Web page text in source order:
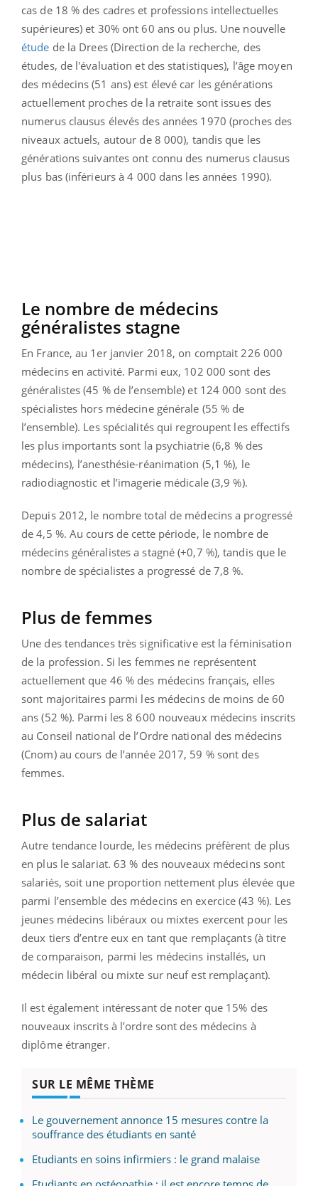
cas de 18 % des cadres et professions intellectuelles
supérieures) et 30% ont 60 ans ou plus. Une nouvelle
étude de la Drees (Direction de la recherche, des
études, de l'évaluation et des statistiques), l’âge moyen
des médecins (51 ans) est élevé car les générations
actuellement proches de la retraite sont issues des
numerus clausus élevés des années 1970 (proches des
niveaux actuels, autour de 8 000), tandis que les
générations suivantes ont connu des numerus clausus
plus bas (inférieurs à 4 000 dans les années 1990).
Le nombre de médecins
généralistes stagne
En France, au 1er janvier 2018, on comptait 226 000
médecins en activité. Parmi eux, 102 000 sont des
généralistes (45 % de l’ensemble) et 124 000 sont des
spécialistes hors médecine générale (55 % de
l’ensemble). Les spécialités qui regroupent les effectifs
les plus importants sont la psychiatrie (6,8 % des
médecins), l’anesthésie-réanimation (5,1 %), le
radiodiagnostic et l’imagerie médicale (3,9 %).
Depuis 2012, le nombre total de médecins a progressé
de 4,5 %. Au cours de cette période, le nombre de
médecins généralistes a stagné (+0,7 %), tandis que le
nombre de spécialistes a progressé de 7,8 %.
Plus de femmes
Une des tendances très significative est la féminisation
de la profession. Si les femmes ne représentent
actuellement que 46 % des médecins français, elles
sont majoritaires parmi les médecins de moins de 60
ans (52 %). Parmi les 8 600 nouveaux médecins inscrits
au Conseil national de l’Ordre national des médecins
(Cnom) au cours de l’année 2017, 59 % sont des
femmes.
Plus de salariat
Autre tendance lourde, les médecins préfèrent de plus
en plus le salariat. 63 % des nouveaux médecins sont
salariés, soit une proportion nettement plus élevée que
parmi l’ensemble des médecins en exercice (43 %). Les
jeunes médecins libéraux ou mixtes exercent pour les
deux tiers d’entre eux en tant que remplaçants (à titre
de comparaison, parmi les médecins installés, un
médecin libéral ou mixte sur neuf est remplaçant).
Il est également intéressant de noter que 15% des
nouveaux inscrits à l’ordre sont des médecins à
diplôme étranger.
SUR LE MÊME THÈME
Le gouvernement annonce 15 mesures contre la
souffrance des étudiants en santé
Etudiants en soins infirmiers : le grand malaise